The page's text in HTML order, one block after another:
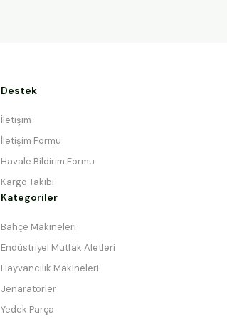
Destek
İletişim
İletişim Formu
Havale Bildirim Formu
Kargo Takibi
Kategoriler
Bahçe Makineleri
Endüstriyel Mutfak Aletleri
Hayvancılık Makineleri
Jenaratörler
Yedek Parça